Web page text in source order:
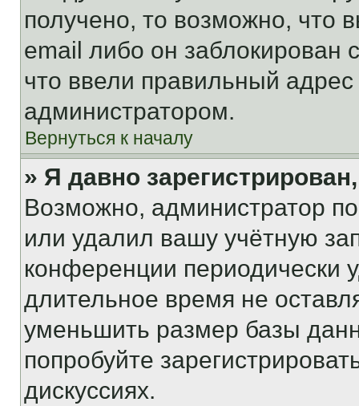
получено, то возможно, что
email либо он
что ввели правильный адрес
администратором.
Вернуться к началу
» Я давно
Возможно, администратор
или удалил вашу учётную
конференции периодически
длительное время не
уменьшить размер базы
попробуйте
дискуссиях.